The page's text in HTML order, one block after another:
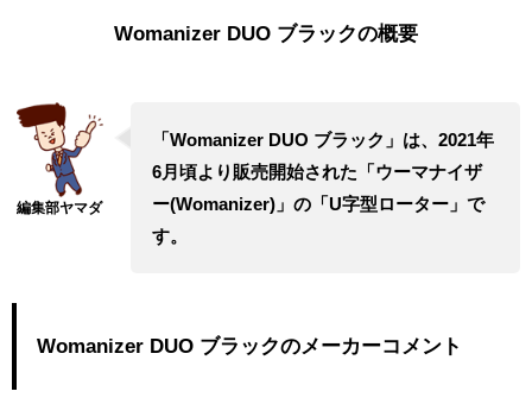
Womanizer DUO ブラックの概要
「Womanizer DUO ブラック」は、2021年
6月頃より販売開始された「ウーマナイザ
ー(Womanizer)」の「U字型ローター」で
す。
Womanizer DUO ブラックのメーカーコメント